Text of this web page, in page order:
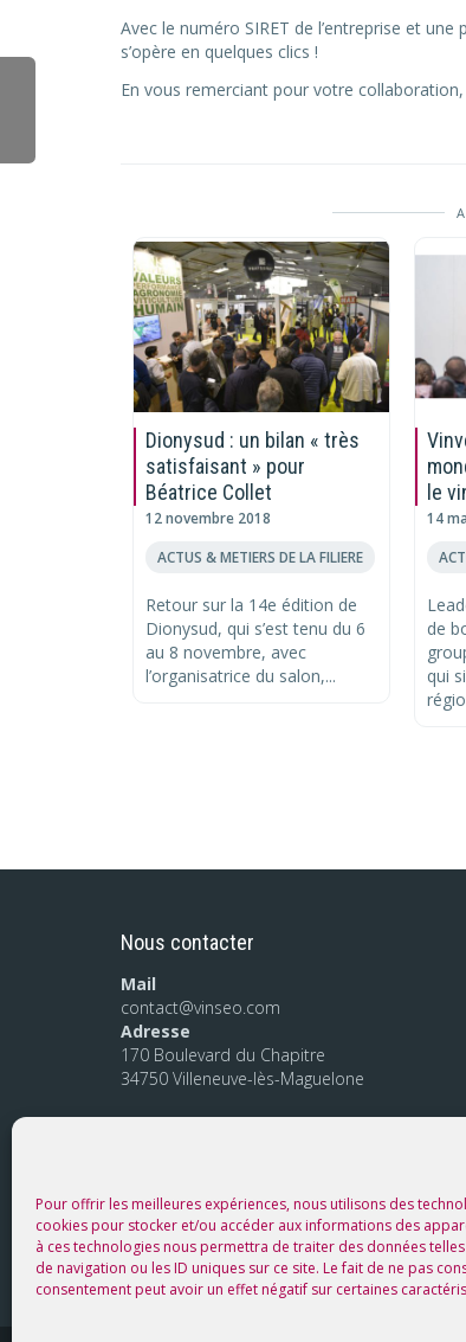
Pour offrir les meilleures expériences, nous utilisons des
cookies pour stocker et/ou accéder aux informations des
à ces technologies nous permettra de traiter des données
de navigation ou les ID uniques sur ce site. Le fait de ne pas
consentement peut avoir un effet négatif sur certaines
Avec le numéro SIRET de l’entreprise et
s’opère en quelques clics !
En vous remerciant pour votre collaboration,
Dionysud : un bilan « très
satisfaisant » pour
Béatrice Collet
12 novembre 2018
ACTUS & METIERS DE LA FILIERE
Retour sur la 14e édition de
Dionysud, qui s’est tenu du 6
au 8 novembre, avec
l’organisatrice du salon,...
le
14
de
qui
Nous contacter
Mail
contact@vinseo.com
Adresse
170 Boulevard du Chapitre
34750 Villeneuve-lès-Maguelone